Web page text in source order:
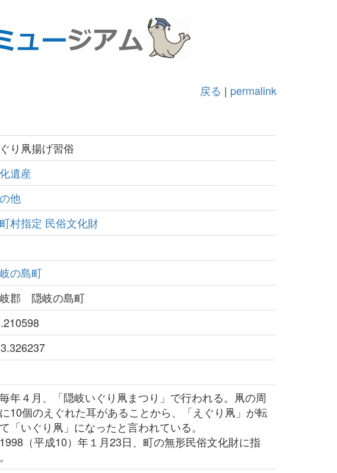
戻る | permalink
り凧揚げ習俗
遺産
他
村指定 民俗文化財
の島町
郡 隠岐の島町
年４月、「隠岐いぐり凧まつり」で行われる。凧の周
10個のえぐれた耳があることから、「えぐり凧」が転
「いぐり凧」になったと言われている。
（平成10）年１月23日、町の無形民俗文化財に指